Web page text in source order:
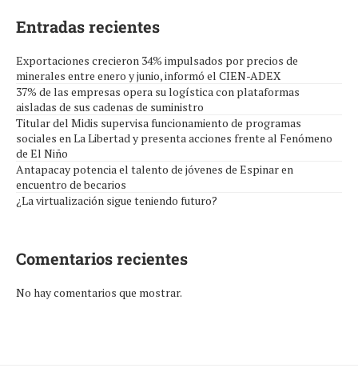
Entradas recientes
Exportaciones crecieron 34% impulsados por precios de
minerales entre enero y junio, informó el CIEN-ADEX
37% de las empresas opera su logística con plataformas
aisladas de sus cadenas de suministro
Titular del Midis supervisa funcionamiento de programas
sociales en La Libertad y presenta acciones frente al Fenómeno
de El Niño
Antapacay potencia el talento de jóvenes de Espinar en
encuentro de becarios
¿La virtualización sigue teniendo futuro?
Comentarios recientes
No hay comentarios que mostrar.